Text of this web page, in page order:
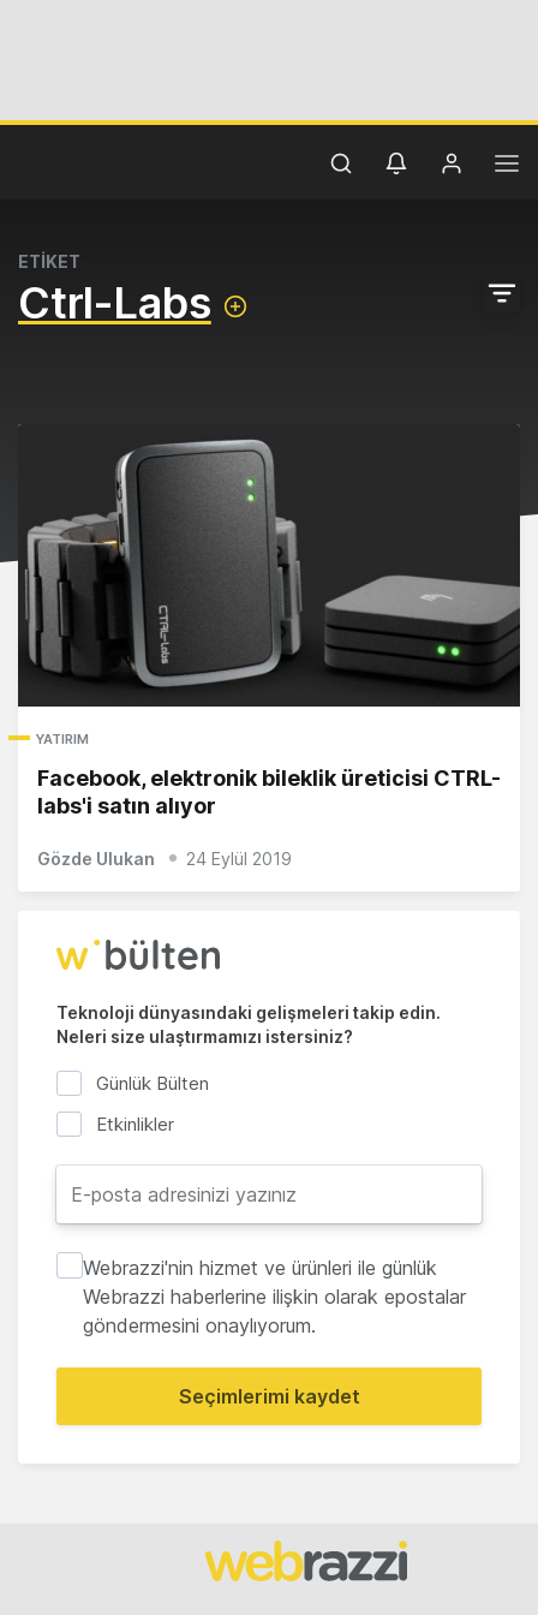
ETİKET
Ctrl-Labs
YATIRIM
Facebook, elektronik bileklik üreticisi CTRL-
labs'i satın alıyor
Gözde Ulukan 24 Eylül 2019
Teknoloji dünyasındaki gelişmeleri takip edin.
Neleri size ulaştırmamızı istersiniz?
Günlük Bülten
Etkinlikler
Webrazzi'nin hizmet ve ürünleri ile günlük
Webrazzi haberlerine ilişkin olarak epostalar
göndermesini onaylıyorum.
Seçimlerimi kaydet